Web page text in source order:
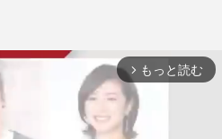
arrow_forward_ios もっと読む